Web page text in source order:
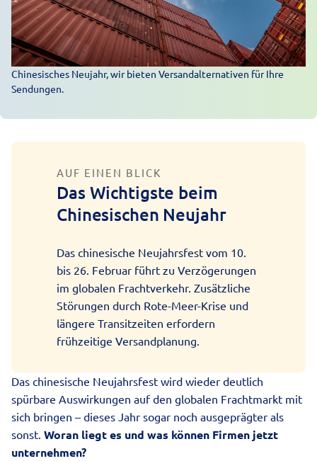
Chinesisches Neujahr, wir bieten Versandalternativen für Ihre
Sendungen.
AUF EINEN BLICK
Das Wichtigste beim
Chinesischen Neujahr
Das chinesische Neujahrsfest vom 10.
bis 26. Februar führt zu Verzögerungen
im globalen Frachtverkehr. Zusätzliche
Störungen durch Rote-Meer-Krise und
längere Transitzeiten erfordern
frühzeitige Versandplanung.
Das chinesische Neujahrsfest wird wieder deutlich
spürbare Auswirkungen auf den globalen Frachtmarkt mit
sich bringen – dieses Jahr sogar noch ausgeprägter als
sonst. Woran liegt es und was können Firmen jetzt
unternehmen?